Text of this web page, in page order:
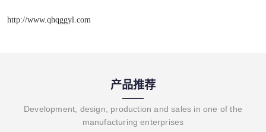
http://www.qhqggyl.com
产品推荐
Development, design, production and sales in one of the
manufacturing enterprises